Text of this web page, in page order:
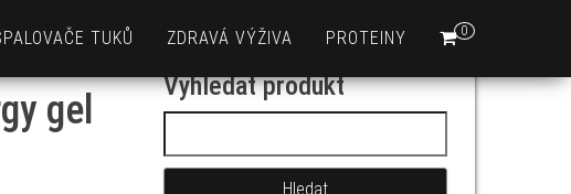
0
TUKŮ ZDRAVÁ VÝŽIVA PROTEINY
gel
Vyhledat produkt